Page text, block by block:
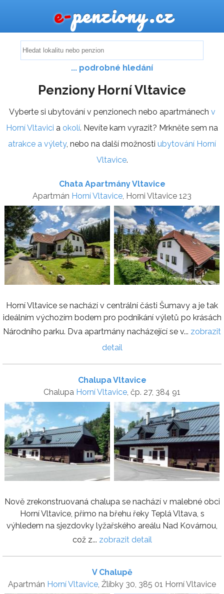
e-penziony.cz
... podrobné hledání
Penziony Horní Vltavice
Vyberte si ubytování v penzionech nebo apartmánech v
Horní Vltavici a okolí. Nevíte kam vyrazit? Mrkněte sem na
atrakce a výlety, nebo na další možnosti ubytování Horní
Vltavice.
Chata Apartmány Vltavice
Apartmán Horní Vltavice , Horni Vltavice 123
Horní Vltavice se nachází v centrální části Šumavy a je tak
ideálním výchozím bodem pro podnikání výletů po krásách
Národního parku. Dva apartmány nacházející se v... zobrazit
detail
Chalupa Vltavice
Chalupa Horní Vltavice, čp. 27, 384 91
Nově zrekonstruovaná chalupa se nachází v malebné obci
Horní Vltavice, přímo na břehu řeky Teplá Vltava, s
výhledem na sjezdovky lyžařského areálu Nad Kovárnou,
což z... zobrazit detail
V Chalupě
Apartmán Horní Vltavice, Žlíbky 30, 385 01 Horní Vltavice